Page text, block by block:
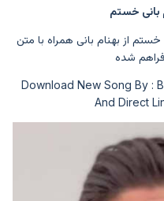
خستم
خستم از بهنام بانی همراه با متن
شده
Download New Song By :
And Direct